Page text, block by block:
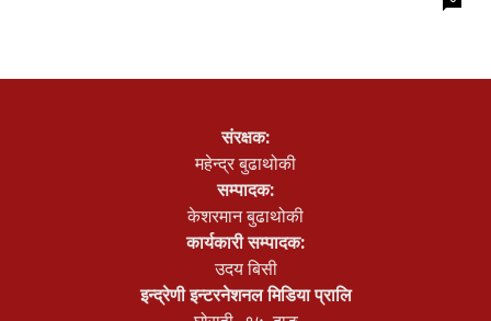
संरक्षक:
महेन्द्र बुढाथोकी
सम्पादक:
केशरमान बुढाथोकी
कार्यकारी सम्पादक:
उदय बिसी
इन्द्रेणी इन्टरनेशनल मिडिया प्रालि